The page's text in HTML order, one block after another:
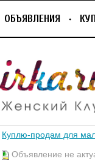
ОБЪЯВЛЕНИЯ
Куплю-продам для
Объявление не